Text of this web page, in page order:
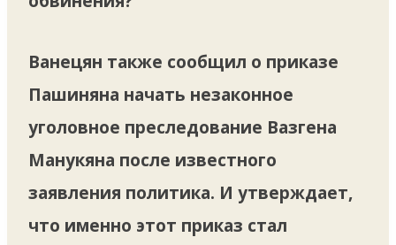
Ванецян также сообщил о приказе
Пашиняна начать незаконное
уголовное преследование Вазгена
Манукяна после известного
заявления политика. И утверждает,
что именно этот приказ стал